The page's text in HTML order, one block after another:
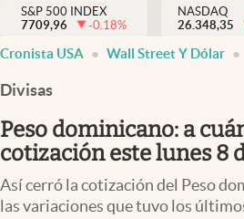
DÓLAR
Inmigración
Espiritual
Streaming
S&P 500 INDEX
7709,96
-0.18%
NASDAQ
26.348,35
Cronista USA Wall Street Y Dólar
Divisas
Peso dominicano: a
cotización este lunes 8
Así cerró la cotización del Peso
las variaciones que tuvo los